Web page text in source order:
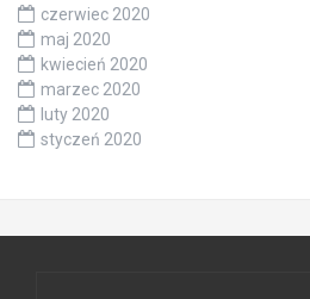
czerwiec 2020
maj 2020
kwiecień 2020
marzec 2020
luty 2020
styczeń 2020